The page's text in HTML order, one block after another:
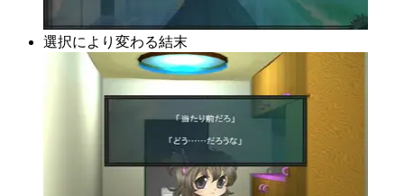
選択により変わる結末